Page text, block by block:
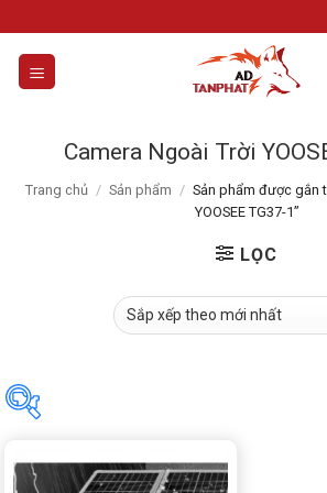
to
content
Camera Ngoài Trời
Trang chủ / Sản phẩm / Sản phẩm được gắn
YOOSEE TG37-1”
LỌC
Danh mục sản phẩm